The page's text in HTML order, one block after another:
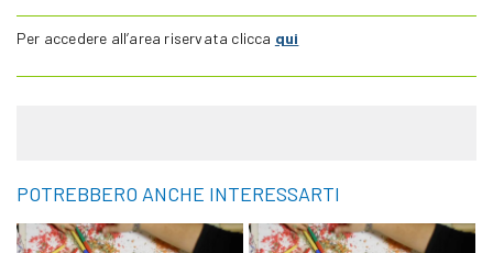
Per accedere all’area riservata clicca qui
POTREBBERO ANCHE INTERESSARTI